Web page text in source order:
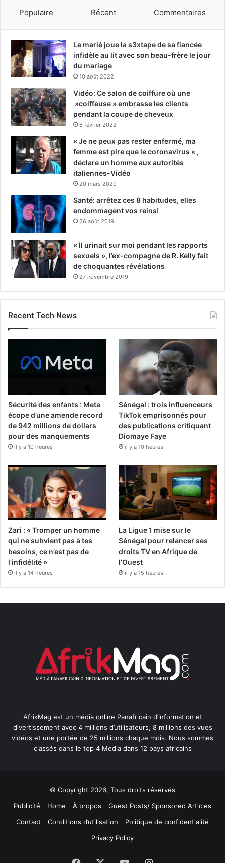
Populaire Récent Commentaires
Le marié joue la s3xtape de sa fiancée
infidèle au lit avec son beau-frère le jour
du mariage
10 août 2022
Vidéo: Ce salon de coiffure où une
»coiffeuse » embrasse les clients
pendant la coupe de cheveux
6 février 2022
« Je ne peux pas rester enfermé, ma
femme est pire que le coronavirus « ,
déclare un homme aux autorités
italiennes-Vidéo
20 mars 2020
Santé: arrêtez ces 8 habitudes, elles
endommagent vos reins!
26 août 2019
« Il urinait sur moi pendant les rapports
sexuels », l’ex-compagne de R. Kelly fait
de choquantes révélations
27 novembre 2019
Recent Tech News
Sécurité des enfants : Meta
écope d’une amende record
de 942 millions de dollars
pour des manquements
il y a 10 heures
Sénégal : trois influenceurs
TikTok emprisonnés pour
des publications critiquant
Diomaye Faye
il y a 10 heures
Zari : « Tromper un homme
qui ne subvient pas à tes
besoins, ce n’est pas de
l’infidélité »
il y a 14 heures
La Ligue 1 mise sur le
Sénégal pour relancer ses
droits TV en Afrique de
l’Ouest
il y a 15 heures
AfrikMag est un média online Panafricain d’information et
divertissement avec 4 millions d’utilisateurs, 8 millions des vues
vidéos et une portée de 25 millions chaque mois. Nous sommes
classés dans le top 4 Media dans 12 pays africains
© Copyright 2026, Tous droits réservés
Publicité
Home À propos
Guest Posts/ Sponsored Articles
Contact
Conditions d’utilisation
Politique de confidentialité
Privacy Policy